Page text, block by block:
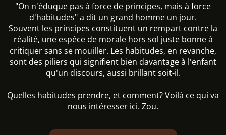
"On n'éduque pas à force de principes, mais à force
d'habitudes" a dit un grand homme un jour.
Souvent les principes constituent un rempart contre la
réalité, une espèce de morale hors sol juste bonne à
critiquer sans se mouiller. Les habitudes, en revanche,
sont des piliers qui signifient bien davantage à l'enfant
qu'un discours, aussi brillant soit-il.
Quelles habitudes prendre, et comment? Voilà ce qui va
nous intéresser ici. Zou.